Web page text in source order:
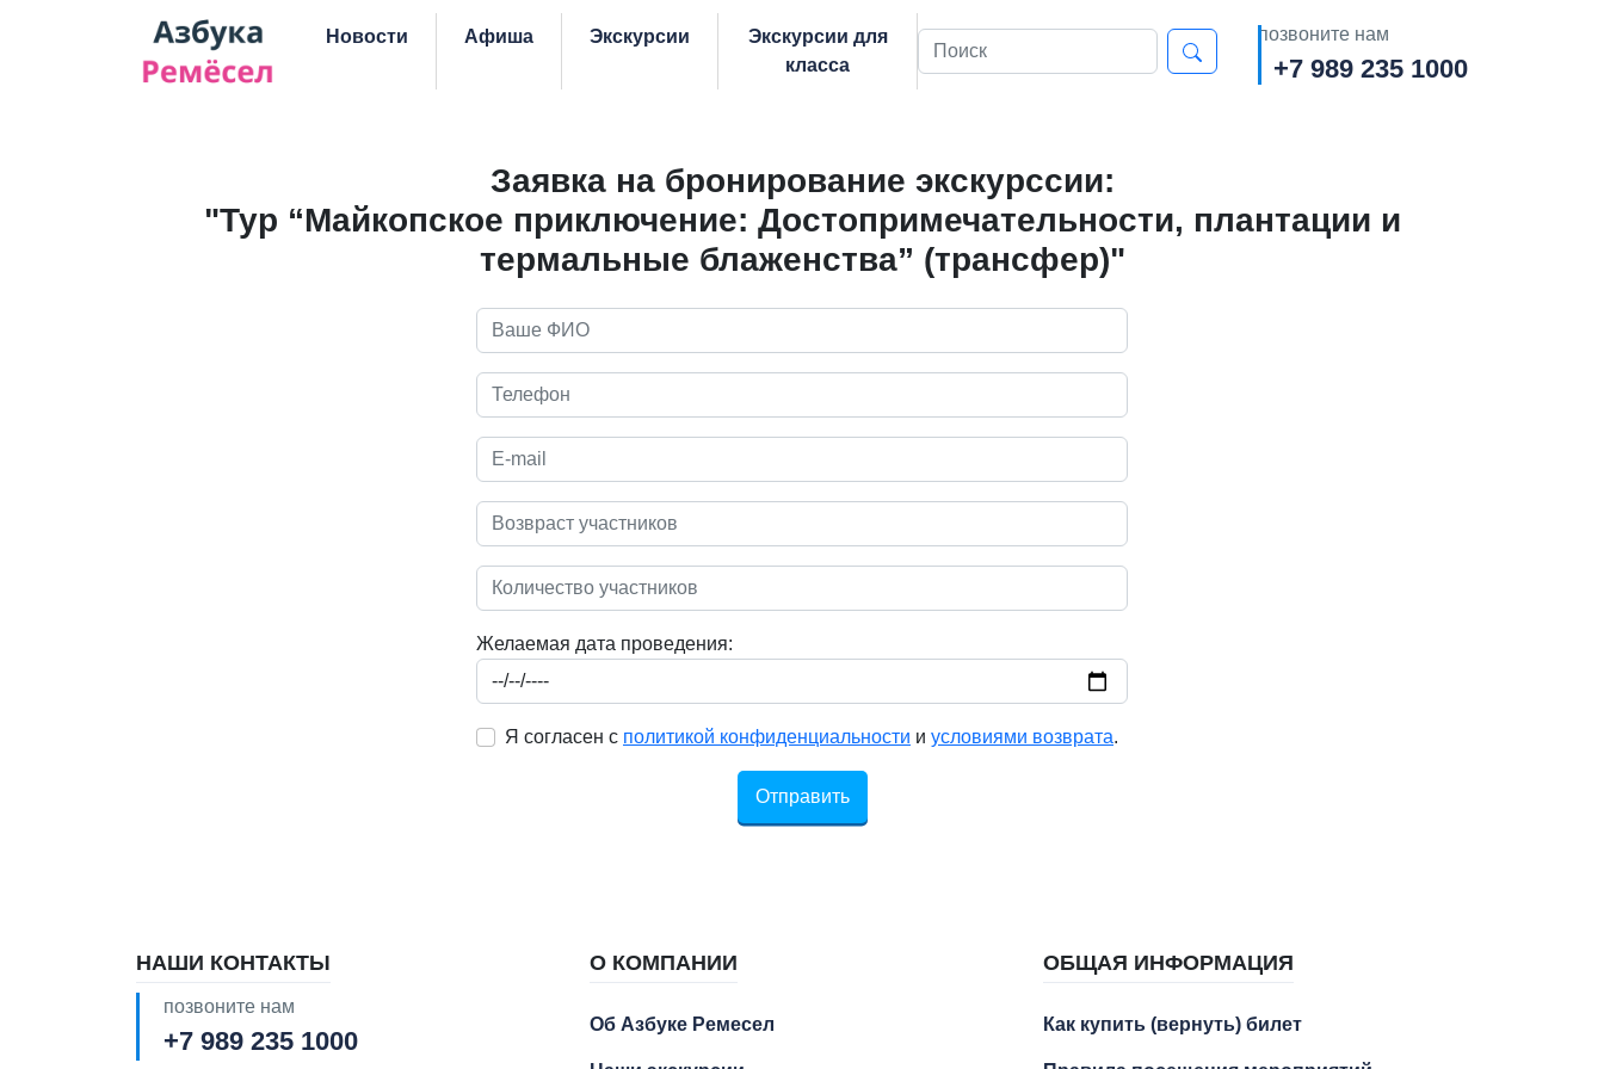
Новости
Афиша Экскурсии
Экскурсии для
класса
Поиск позвоните нам
+7 989 235 1000
Заявка на бронирование экскурссии:
"Тур “Майкопское приключение: Достопримечательности, плантации и
термальные блаженства” (трансфер)"
Желаемая дата проведения:
Я согласен с политикой конфиденциальности и условиями возврата.
Отправить
НАШИ КОНТАКТЫ
позвоните нам
+7 989 235 1000
О КОМПАНИИ
Об Азбуке Ремесел
ОБЩАЯ ИНФОРМАЦИЯ
Как купить (вернуть) билет